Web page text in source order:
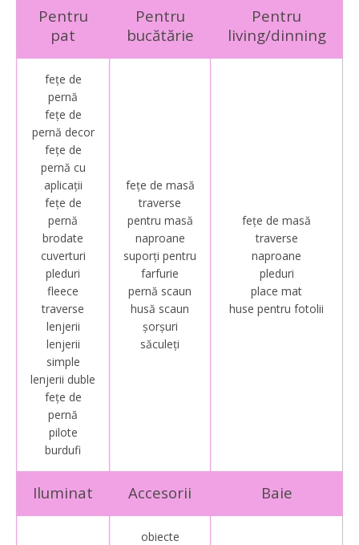
Pentru
pat
Pentru
bucătărie
Pentru
living/dinning
fețe de
pernă
fețe de
pernă decor
fețe de
pernă cu
aplicații
fețe de
pernă
brodate
cuverturi
pleduri
fleece
traverse
lenjerii
lenjerii
simple
lenjerii duble
fețe de
pernă
pilote
burdufi
fețe de masă
traverse
pentru masă
naproane
suporți pentru
farfurie
pernă scaun
husă scaun
șorșuri
săculeți
fețe de masă
traverse
naproane
pleduri
place mat
huse pentru fotolii
Iluminat Accesorii Baie
obiecte